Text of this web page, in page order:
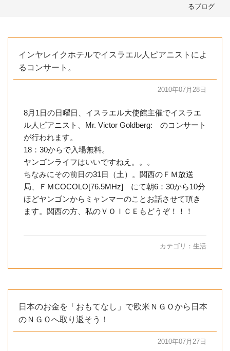
るブログ
インヤレイクホテルでイスラエル人ピアニストによ
るコンサート。
2010年07月28日
8月1日の日曜日、イスラエル大使館主催でイスラエ
ル人ピアニスト、Mr. Victor Goldberg: のコンサート
が行われます。
18：30からで入場無料。
ヤンゴンライフはいいですねえ。。。
ちなみにその前日の31日（土）。関西のＦＭ放送
局、ＦＭCOCOLO[76.5MHz] にて朝6：30から10分
ほどヤンゴンからミャンマーのことお話させて頂き
ます。関西の方、私のＶＯＩＣＥもどうぞ！！！
カテゴリ： 生活
日本のお金を「おもてなし」で欧米ＮＧＯから日本
のＮＧＯへ取り返そう！
2010年07月27日